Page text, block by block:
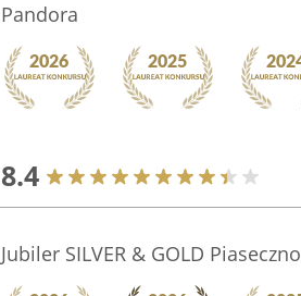
Pandora
8.4
Jubiler SILVER & GOLD Piaseczno